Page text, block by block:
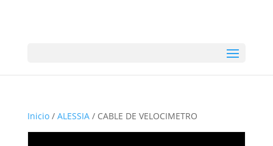
Inicio/ ALESSIA/ CABLE DE VELOCIMETRO